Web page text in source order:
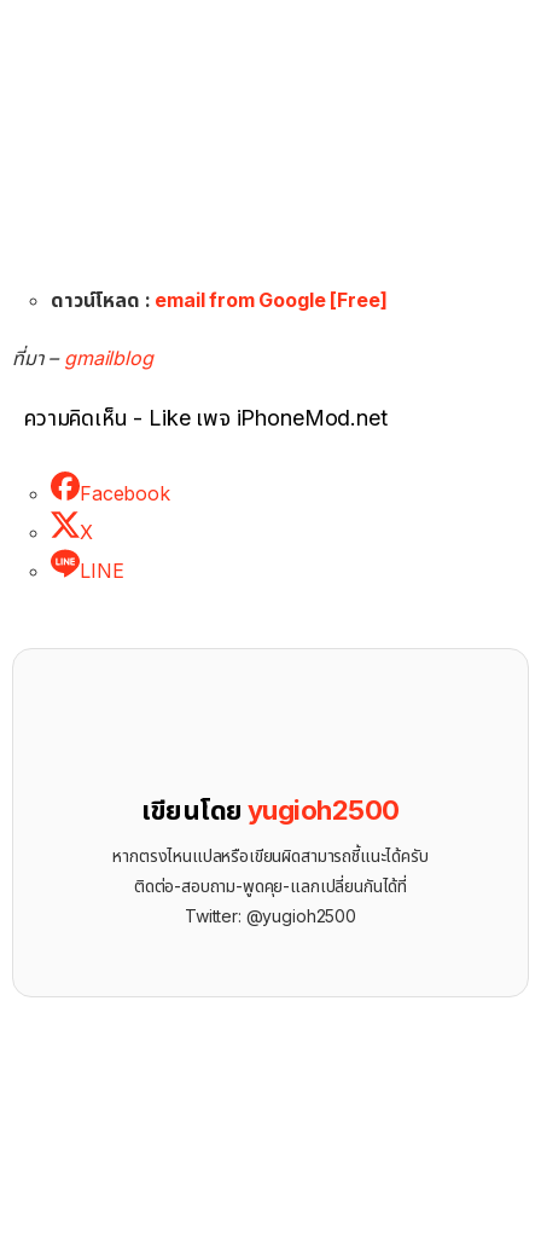
ดาวน์โหลด : email from Google [Free]
ที่มา – gmailblog
ความคิดเห็น - Like เพจ iPhoneMod.net
Facebook
X
LINE
เขียนโดยyugioh2500
หากตรงไหนแปลหรือเขียนผิดสามารถชี้แนะได้ครับ
ติดต่อ-สอบถาม-พูดคุย-แลกเปลี่ยนกันได้ที่
Twitter: @yugioh2500